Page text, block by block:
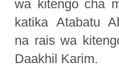
wa kitengo cha
katika Atabatu
na rais wa
Daakhil Karim.